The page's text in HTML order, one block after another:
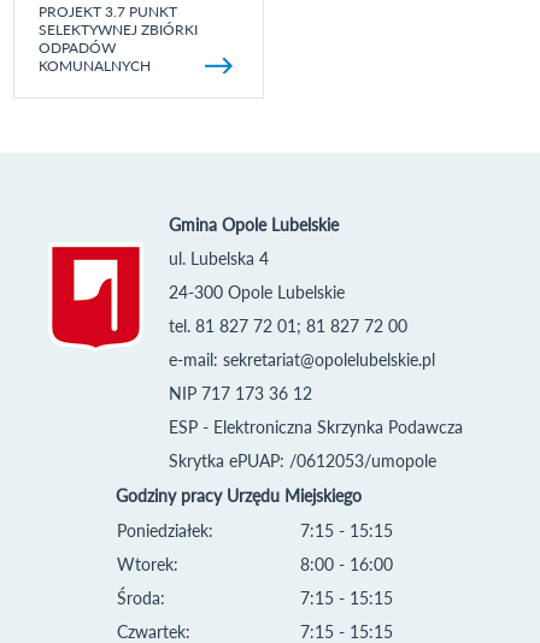
PROJEKT 3.7 PUNKT
SELEKTYWNEJ ZBIÓRKI
ODPADÓW
KOMUNALNYCH
Gmina Opole Lubelskie
ul. Lubelska 4
24-300 Opole Lubelskie
tel. 81 827 72 01; 81 827 72 00
e-mail: sekretariat@opolelubelskie.pl
NIP 717 173 36 12
ESP - Elektroniczna Skrzynka Podawcza
Skrytka ePUAP: /0612053/umopole
Godziny pracy Urzędu Miejskiego
Poniedziałek:
Wtorek:
Środa:
Czwartek:
7:15 - 15:15
8:00 - 16:00
7:15 - 15:15
7:15 - 15:15